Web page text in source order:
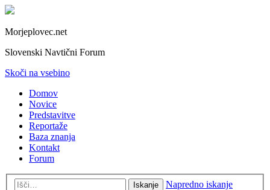
Morjeplovec.net
Slovenski Navtični Forum
Skoči na vsebino
Domov
Novice
Predstavitve
Reportaže
Baza znanja
Kontakt
Forum
Iskanje Napredno iskanje